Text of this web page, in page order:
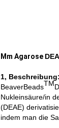
Μm Agarose
1, Beschreibung:
BeaverBeadsTM
Nukleinsäure/in
(DEAE)
indem man die